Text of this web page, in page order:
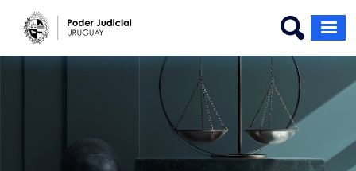
Pasar al contenido principal
Imagen